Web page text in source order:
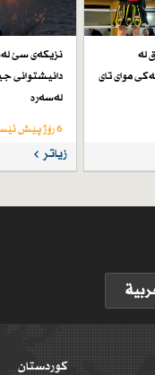
لە
موای تای
نزیكەی سێ
دانیشتوانی
لەسەرە
6 رۆژ پێش ئێستا
زیاتر
کوردستان